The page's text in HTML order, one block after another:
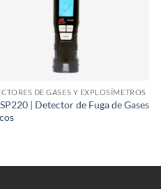
DE GASES Y EXPLOSÍMETROS
| Detector de Fuga de Gases